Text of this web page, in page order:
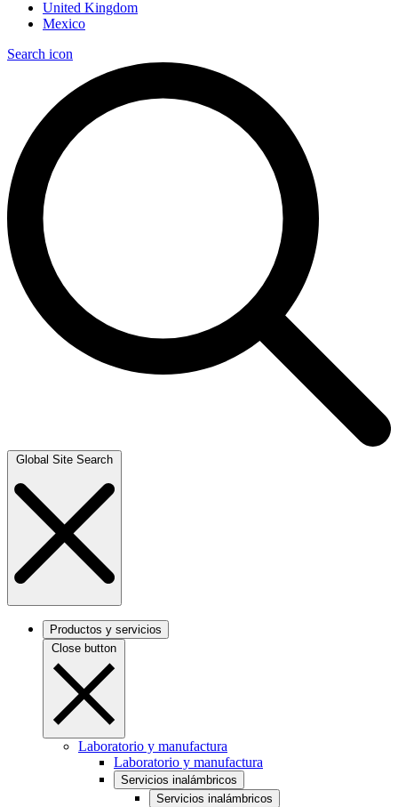
United Kingdom
Mexico
Search icon
Global Site Search
Productos y servicios
Close button
Laboratorio y manufactura
Laboratorio y manufactura
Servicios inalámbricos
Servicios inalámbricos